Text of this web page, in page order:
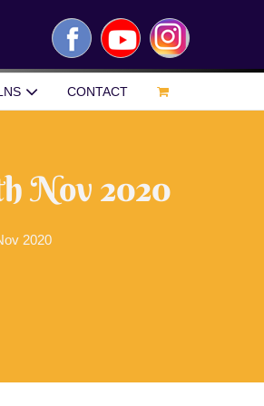
FacebookYouTubeInstagram
CONTACT
Nov 2020
2020